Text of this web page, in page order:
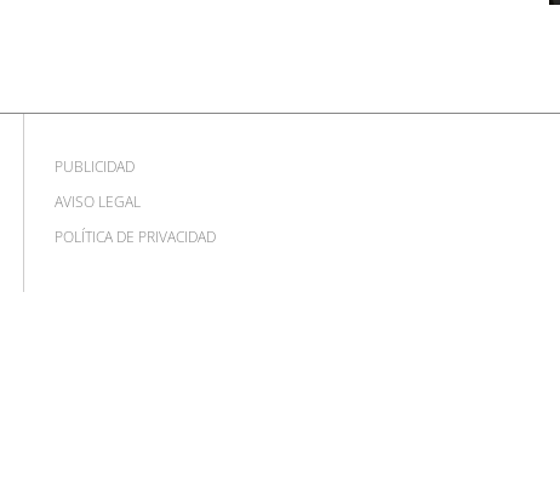
PUBLICIDAD
AVISO LEGAL
POLÍTICA DE PRIVACIDAD